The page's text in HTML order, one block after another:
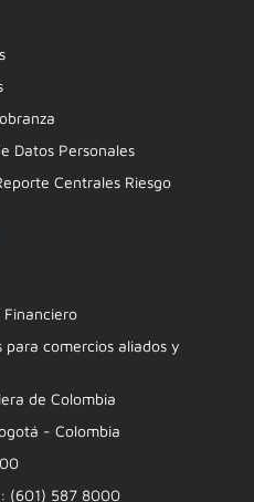
Datos Personales
Centrales Riesgo
Financiero
comercios aliados y
de Colombia
- Colombia
(601) 587 8000